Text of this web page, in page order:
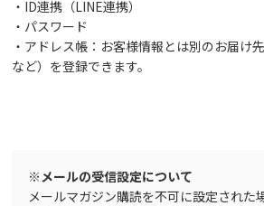
・ID連携（LINE連携）
・パスワード
・アドレス帳：お客様情報とは別のお届け
など）を登録できます。
※メールの受信設定について
メールマガジン購読を不可に設定された